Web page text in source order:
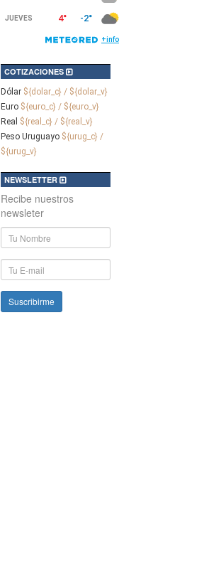
COTIZACIONES
Dólar ${dolar_c} / ${dolar_v}
Euro ${euro_c} / ${euro_v}
Real ${real_c} / ${real_v}
Peso Uruguayo ${urug_c} /
${urug_v}
NEWSLETTER
Recibe nuestros
newsleter
Nombre
y
Apellido
E-
mail